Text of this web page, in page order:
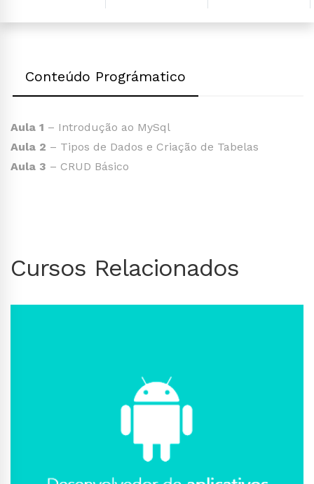
Conteúdo Prográmatico
Aula 1 – Introdução ao MySql
Aula 2 – Tipos de Dados e Criação de Tabelas
Aula 3 – CRUD Básico
Cursos Relacionados